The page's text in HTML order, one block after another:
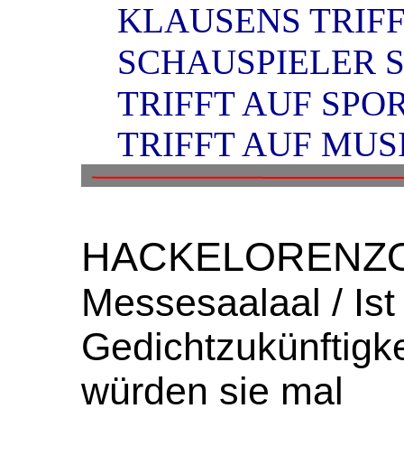
KLAUSENS
SCHAUSPIELER
TRIFFT AUF
TRIFFT AUF
Messesaalaal /
würden sie mal